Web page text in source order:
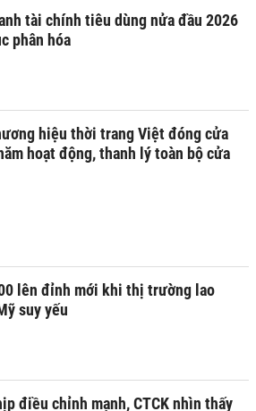
tài chính tiêu dùng nửa đầu 2026
phân hóa
hiệu thời trang Việt đóng cửa
hoạt động, thanh lý toàn bộ cửa
lên đỉnh mới khi thị trường lao
suy yếu
điều chỉnh mạnh, CTCK nhìn thấy